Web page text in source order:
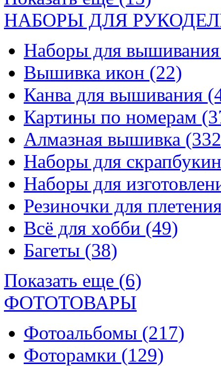
НАБОРЫ ДЛЯ
Наборы для
Вышивка икон (22)
Канва для вышивания
Картины по номерам
Алмазная вышивка
Наборы для
Наборы для
Резиночки для
Всё для хобби (49)
Багеты (38)
Показать еще (6)
ФОТОТОВАРЫ
Фотоальбомы (217)
Фоторамки (129)